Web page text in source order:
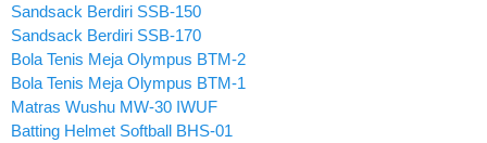
Sandsack Berdiri SSB-150
Sandsack Berdiri SSB-170
Bola Tenis Meja Olympus BTM-2
Bola Tenis Meja Olympus BTM-1
Matras Wushu MW-30 IWUF
Batting Helmet Softball BHS-01